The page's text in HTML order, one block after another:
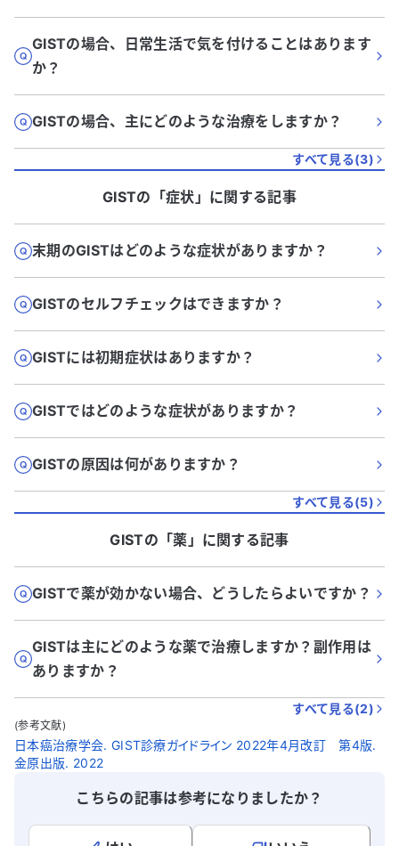
GISTの場合、日常生活で気を付けることはあります
か？
GISTの場合、主にどのような治療をしますか？
すべて見る(3)
GISTの「症状 」に関する記事
末期のGISTはどのような症状がありますか？
GISTのセルフチェックはできますか？
GISTには初期症状はありますか？
GISTではどのような症状がありますか？
GISTの原因は何がありますか？
すべて見る(5)
GISTの「薬 」に関する記事
GISTで薬が効かない場合、どうしたらよいですか？
GISTは主にどのような薬で治療しますか？副作用は
ありますか？
すべて見る(2)
(参考文献)
日本癌治療学会. GIST診療ガイドライン 2022年4月改訂 第4版.
金原出版. 2022
こちらの記事は参考になりましたか？